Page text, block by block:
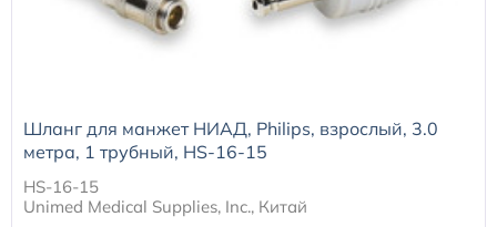
Шланг для манжет НИАД, Philips, взрослый, 3.0
метра, 1 трубный, HS-16-15
HS-16-15
Unimed Medical Supplies, Inc., Китай